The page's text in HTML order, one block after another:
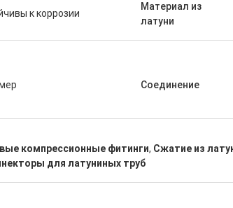
к коррозии
Материал из
латуни
Соединение
компрессионные фитинги, Сжатие из
для латуниных труб